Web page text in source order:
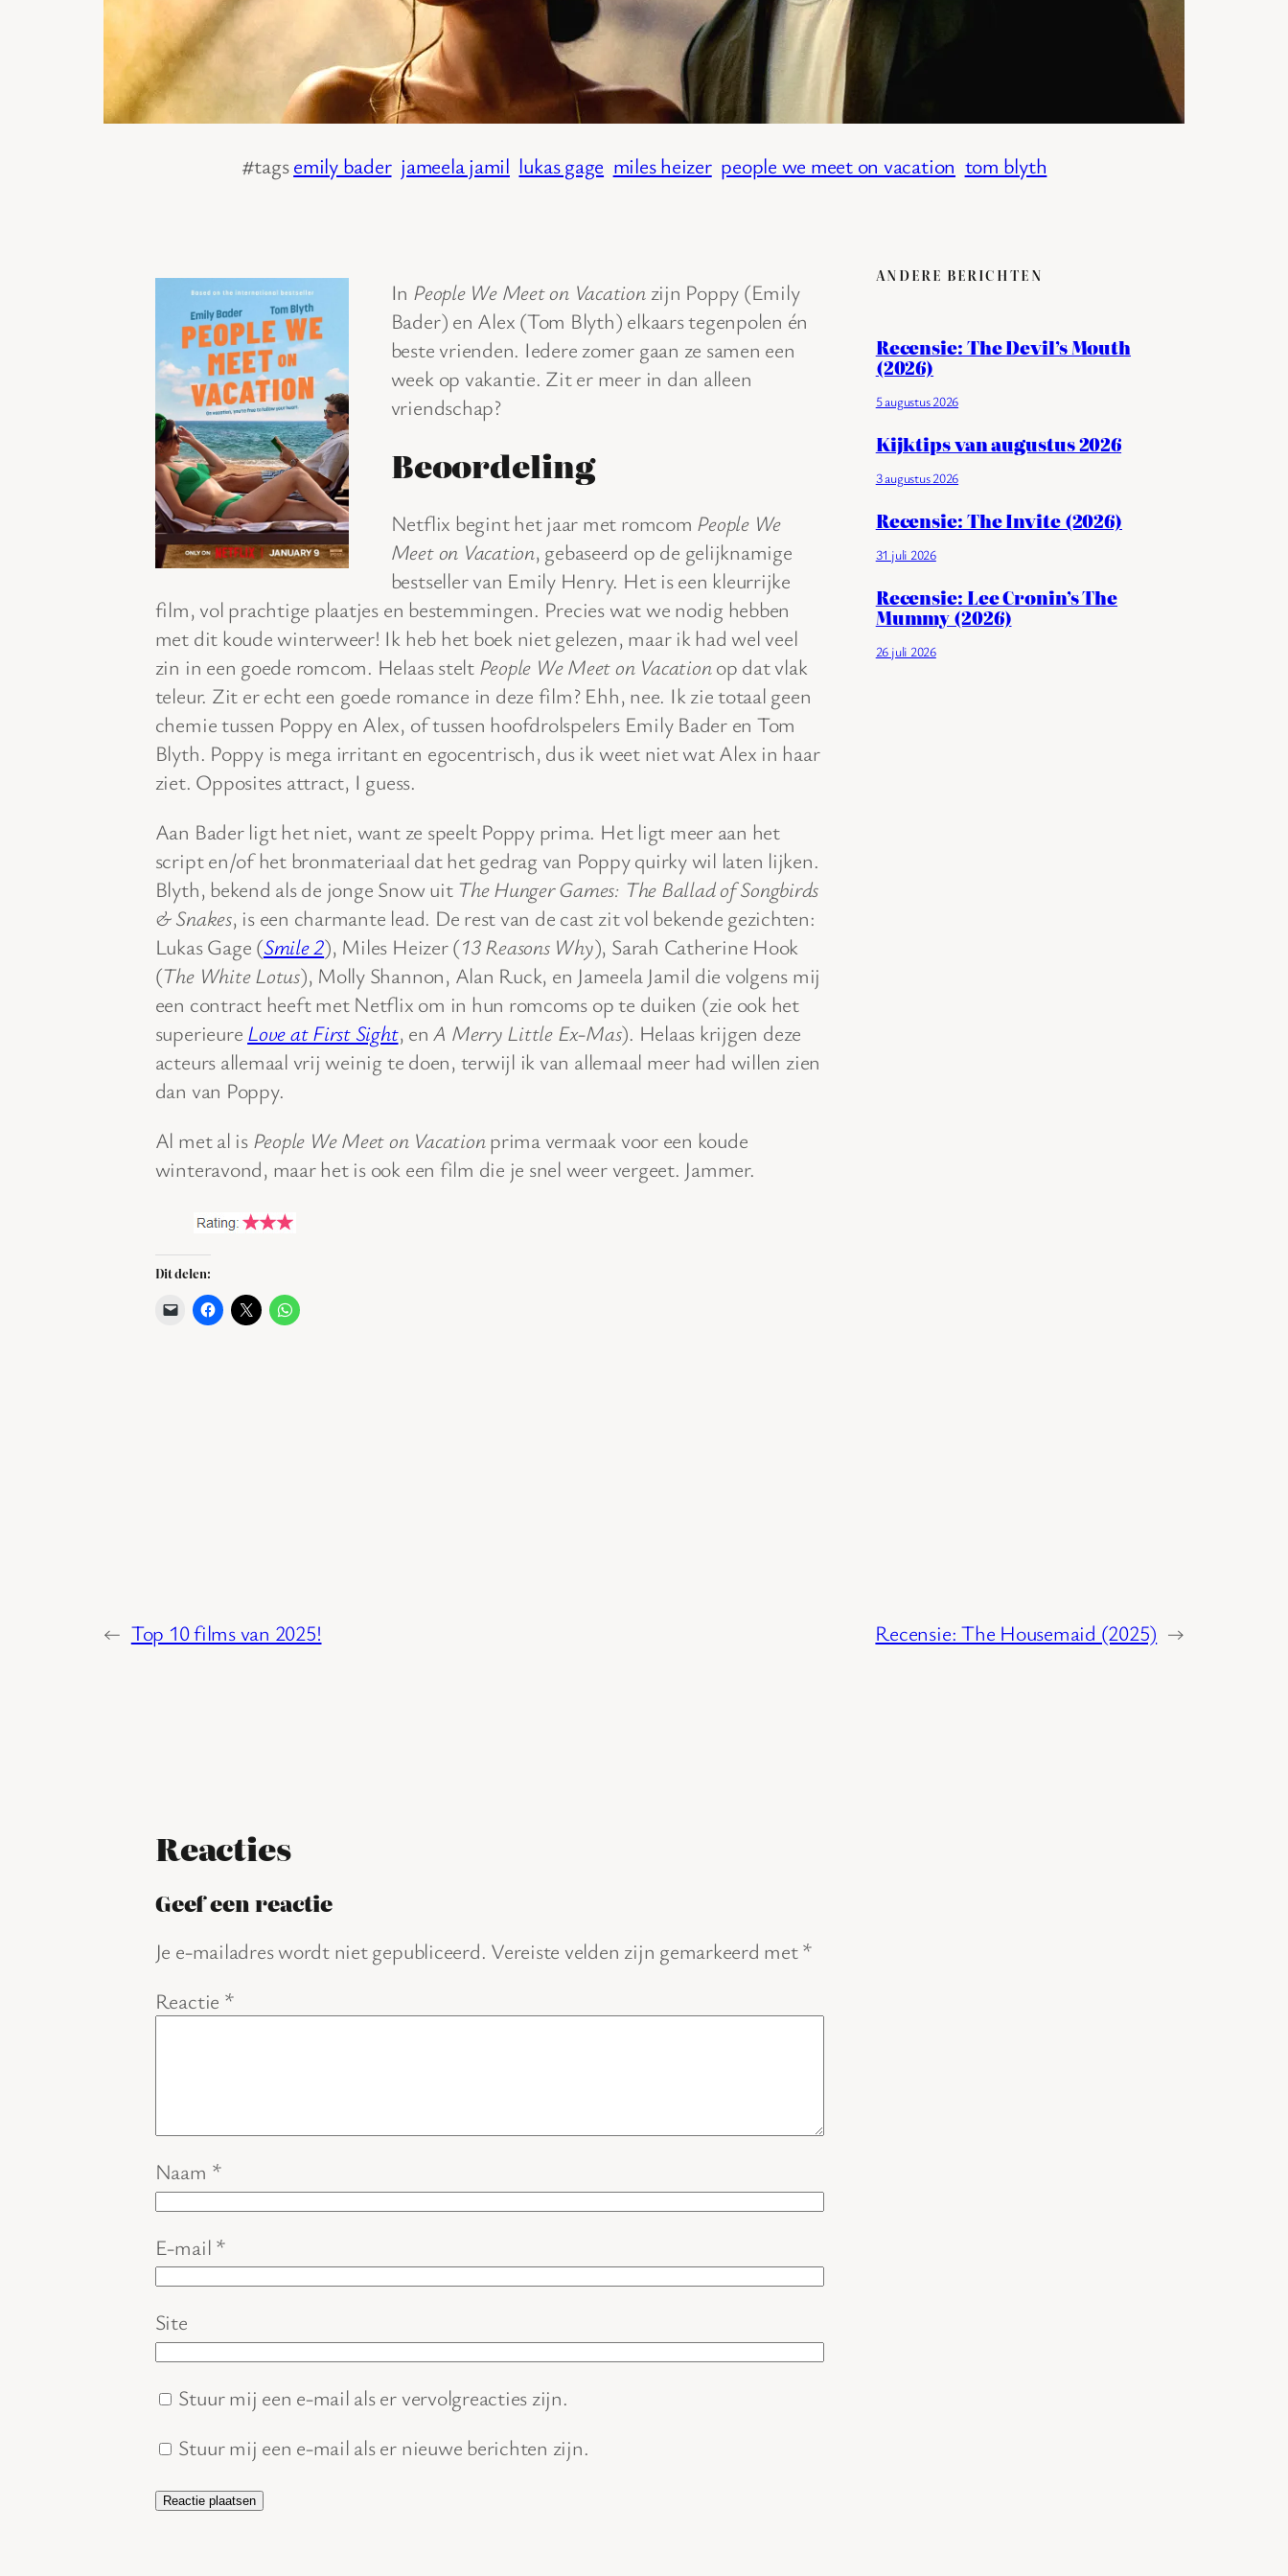
#tagsemily bader jameela jamil lukas gage miles heizer people we meet on vacation tom blyth
In People We Meet on Vacationzijn Poppy (Emily
Bader) en Alex (Tom Blyth) elkaars tegenpolen én
beste vrienden. Iedere zomer gaan ze samen een
week op vakantie. Zit er meer in dan alleen
vriendschap?
Beoordeling
Netflix begint het jaar met romcom People We
Meet on Vacation, gebaseerd op de gelijknamige
bestseller van Emily Henry. Het is een kleurrijke
film, vol prachtige plaatjes en bestemmingen. Precies wat we nodig hebben
met dit koude winterweer! Ik heb het boek niet gelezen, maar ik had wel veel
zin in een goede romcom. Helaas stelt People We Meet on Vacationop dat vlak
teleur. Zit er echt een goede romance in deze film? Ehh, nee. Ik zie totaal geen
chemie tussen Poppy en Alex, of tussen hoofdrolspelers Emily Bader en Tom
Blyth. Poppy is mega irritant en egocentrisch, dus ik weet niet wat Alex in haar
ziet. Opposites attract, I guess.
Aan Bader ligt het niet, want ze speelt Poppy prima. Het ligt meer aan het
script en/of het bronmateriaal dat het gedrag van Poppy quirky wil laten lijken.
Blyth, bekend als de jonge Snow uit The Hunger Games: The Ballad of Songbirds
& Snakes, is een charmante lead. De rest van de cast zit vol bekende gezichten:
Lukas Gage (Smile 2), Miles Heizer (13 Reasons Why), Sarah Catherine Hook
(The White Lotus), Molly Shannon, Alan Ruck, en Jameela Jamil die volgens mij
een contract heeft met Netflix om in hun romcoms op te duiken (zie ook het
superieure Love at First Sight, enA Merry Little Ex-Mas). Helaas krijgen deze
acteurs allemaal vrij weinig te doen, terwijl ik van allemaal meer had willen zien
dan van Poppy.
Al met al is People We Meet on Vacationprima vermaak voor een koude
winteravond, maar het is ook een film die je snel weer vergeet. Jammer.
Dit delen:
ANDERE BERICHTEN
Recensie: The Devil’s Mouth
(2026)
5 augustus 2026
Kijktips van augustus 2026
3 augustus 2026
Recensie: The Invite (2026)
31 juli 2026
Recensie: Lee Cronin’s The
Mummy (2026)
26 juli 2026
← Top 10 films van 2025! Recensie: The Housemaid (2025) →
Reacties
Geef een reactie
Je e-mailadres wordt niet gepubliceerd. Vereiste velden zijn gemarkeerd met*
Reactie *
Naam *
E-mail *
Site
Stuur mij een e-mail als er vervolgreacties zijn.
Stuur mij een e-mail als er nieuwe berichten zijn.